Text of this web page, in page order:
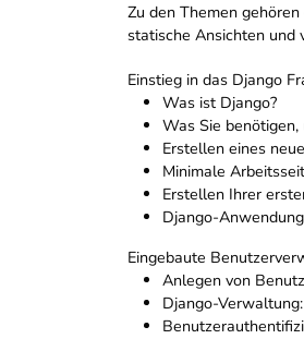
Zu den Themen
statische Ansichten und
Einstieg in das Django
Was ist Django?
Was Sie
Erstellen eines
Minimale
Erstellen Ihrer
Django-
Eingebaute
Anlegen von
Django-